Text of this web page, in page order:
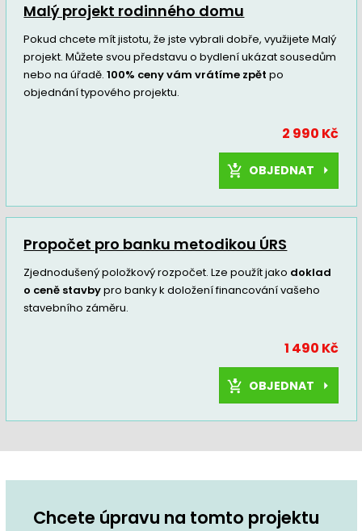
Malý projekt rodinného domu
Pokud chcete mít jistotu, že jste vybrali dobře, využijete Malý
projekt. Můžete svou představu o bydlení ukázat sousedům
nebo na úřadě.100% ceny vám vrátíme zpět po
objednání typového projektu.
2 990 Kč
OBJEDNAT
Propočet pro banku metodikou ÚRS
Zjednodušený položkový rozpočet. Lze použít jako doklad
o ceně stavbypro banky k doložení financování vašeho
stavebního záměru.
1 490 Kč
OBJEDNAT
Chcete úpravu na tomto projektu